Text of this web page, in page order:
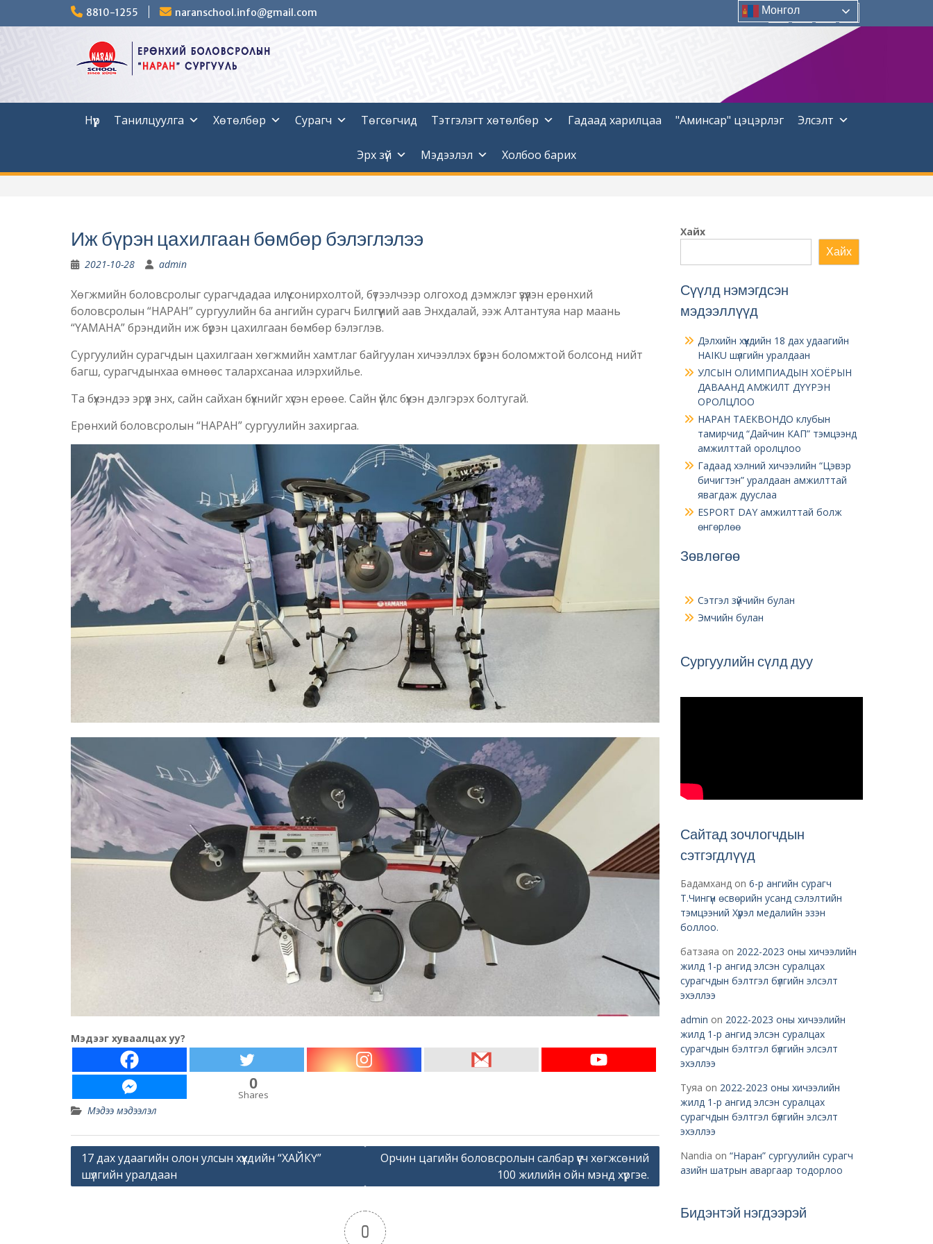
8810-1255
naranschool.info@gmail.com
FacebookInstagram
YouTUBETwitter
Нүүр Танилцуулга Хөтөлбөр Сурагч Төгсөгчид Тэтгэлэгт хөтөлбөр Гадаад харилцаа "Аминсар" цэцэрлэг Элсэлт
Эрх зүй Мэдээлэл Холбоо барих
Иж бүрэн цахилгаан бөмбөр бэлэглэлээ
2021-10-28 admin
Хөгжмийн боловсролыг сурагчдадаа илүү сонирхолтой, бүтээлчээр олгоход дэмжлэг үзүүлэн ерөнхий
боловсролын “НАРАН” сургуулийн 6а ангийн сурагч Билгүүний аав Энхдалай, ээж Алтантуяа нар маань
“YAMAHA” брэндийн иж бүрэн цахилгаан бөмбөр бэлэглэв.
Сургуулийн сурагчдын цахилгаан хөгжмийн хамтлаг байгуулан хичээллэх бүрэн боломжтой болсонд нийт
багш, сурагчдынхаа өмнөөс талархсанаа илэрхийлье.
Та бүхэндээ эрүүл энх, сайн сайхан бүхнийг хүсэн ерөөе. Сайн үйлс бүхэн дэлгэрэх болтугай.
Ерөнхий боловсролын “НАРАН” сургуулийн захиргаа.
Мэдээг хуваалцах уу?
0
Shares
Мэдээ мэдээлэл
Post
navigation
17 дах удаагийн олон улсын хүүхдийн “ХАЙКҮ”
шүлгийн уралдаан
Орчин цагийн боловсролын салбар үүсч хөгжсөний
100 жилийн ойн мэнд хүргэе.
0
Хайх
Хайх
Сүүлд нэмэгдсэн
мэдээллүүд
Дэлхийн хүүхдийн 18 дах удаагийн
HAIKU шүлгийн уралдаан
УЛСЫН ОЛИМПИАДЫН ХОЁРЫН
ДАВААНД АМЖИЛТ ДҮҮРЭН
ОРОЛЦЛОО
НАРАН ТАЕКВОНДО клубын
тамирчид “Дайчин КАП” тэмцээнд
амжилттай оролцлоо
Гадаад хэлний хичээлийн “Цэвэр
бичигтэн” уралдаан амжилттай
явагдаж дууслаа
ESPORT DAY амжилттай болж
өнгөрлөө
Зөвлөгөө
Сэтгэл зүйчийн булан
Эмчийн булан
Сургуулийн сүлд дуу
Сайтад зочлогчдын
сэтгэгдлүүд
Бадамханд on 6-р ангийн сурагч
Т.Чингүн өсвөрийн усанд сэлэлтийн
тэмцээний Хүрэл медалийн эзэн
боллоо.
батзаяа on 2022-2023 оны хичээлийн
жилд 1-р ангид элсэн суралцах
сурагчдын бэлтгэл бүлгийн элсэлт
эхэллээ
admin on 2022-2023 оны хичээлийн
жилд 1-р ангид элсэн суралцах
сурагчдын бэлтгэл бүлгийн элсэлт
эхэллээ
Туяа on 2022-2023 оны хичээлийн
жилд 1-р ангид элсэн суралцах
сурагчдын бэлтгэл бүлгийн элсэлт
эхэллээ
Nandia on “Наран” сургуулийн сурагч
азийн шатрын аваргаар тодорлоо
Бидэнтэй нэгдээрэй
Монгол